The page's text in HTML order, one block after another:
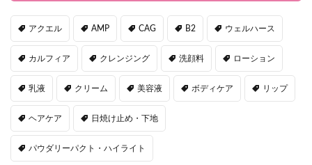
アクエル AMP CAG B2 ウェルハース
カルフィア クレンジング 洗顔料 ローション
乳液 クリーム 美容液 ボディケア リップ
ヘアケア 日焼け止め・下地
パウダリーパクト・ハイライト